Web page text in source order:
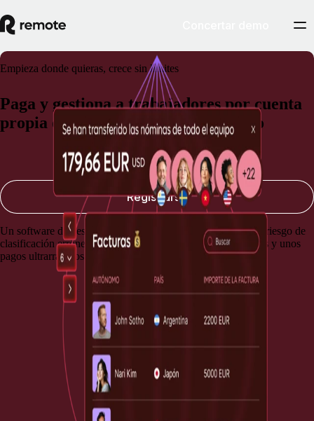
Empieza donde quieras, crece sin límites
Paga y gestiona a trabajadores por cuenta
propia en cualquier parte del mundo
Un software de gestión de autónomos con características de riesgo de
clasificación errónea integradas, unas automatizaciones útiles y unos
pagos ultrarrápidos que te ahorran tiempo, dinero y estrés.
Concertar demostración
Registrarse